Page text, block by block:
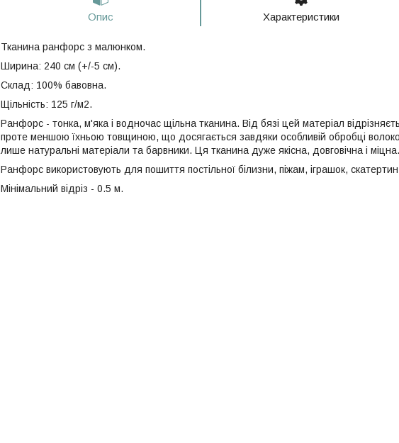
Опис Характеристики
Тканина ранфорс з малюнком.
Ширина: 240 см (+/-5 см).
Склад: 100% бавовна.
Щільність: 125 г/м2.
Ранфорс - тонка, м'яка і водночас щільна тканина. Від бязі цей матеріал
проте меншою їхньою товщиною, що досягається завдяки особливій обробці
лише натуральні матеріали та барвники. Ця тканина дуже якісна, довговічна і міцна.
Ранфорс використовують для пошиття постільної білизни, піжам, іграшок,
Мінімальний відріз - 0.5 м.